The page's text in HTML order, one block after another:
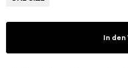
In den